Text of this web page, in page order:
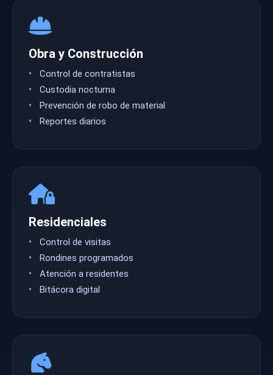
Obra y Construcción
Control de contratistas
Custodia nocturna
Prevención de robo de material
Reportes diarios
Residenciales
Control de visitas
Rondines programados
Atención a residentes
Bitácora digital